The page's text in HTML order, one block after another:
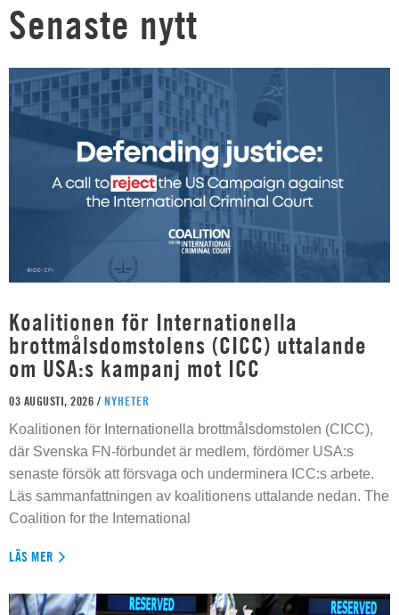
Senaste nytt
Koalitionen för Internationella
brottmålsdomstolens (CICC) uttalande
om USA:s kampanj mot ICC
03 AUGUSTI, 2026 / NYHETER
Koalitionen för Internationella brottmålsdomstolen (CICC),
där Svenska FN-förbundet är medlem, fördömer USA:s
senaste försök att försvaga och underminera ICC:s arbete.
Läs sammanfattningen av koalitionens uttalande nedan. The
Coalition for the International
LÄS MER